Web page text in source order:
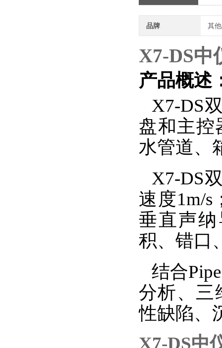
品牌 其
X7-DS中
产品概述
X7-DS
盘和主控
水管道、
X7-DS
速度1m/
垂直声
积、错口
结合
分析、三
性缺陷、
X7-DS中